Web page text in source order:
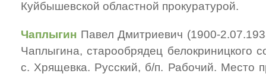
Куйбышевской областной прокуратурой.
Чаплыгин Павел Дмитриевич (1900-
Чаплыгина, старообрядец белокриницкого
с. Хрящевка. Русский, б/п. Рабочий. Место